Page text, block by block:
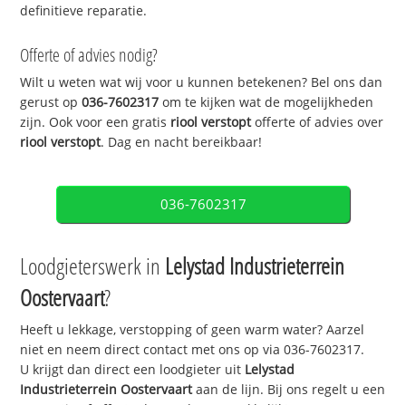
definitieve reparatie.
Offerte of advies nodig?
Wilt u weten wat wij voor u kunnen betekenen? Bel ons dan
gerust op036-7602317 om te kijken wat de mogelijkheden
zijn. Ook voor een gratis riool verstoptofferte of advies over
riool verstopt. Dag en nacht bereikbaar!
036-7602317
Loodgieterswerk in Lelystad Industrieterrein
Oostervaart?
Heeft u lekkage, verstopping of geen warm water? Aarzel
niet en neem direct contact met ons op via 036-7602317.
U krijgt dan direct een loodgieter uit Lelystad
Industrieterrein Oostervaartaan de lijn. Bij ons regelt u een